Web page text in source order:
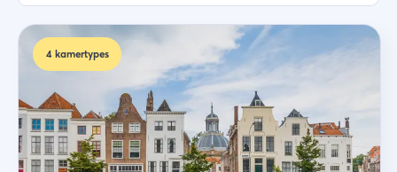
4 kamertypes